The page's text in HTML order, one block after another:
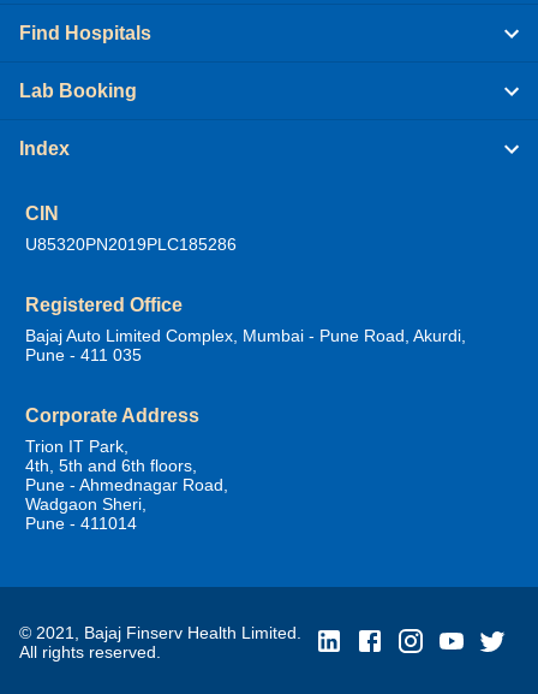
Find Hospitals
Lab Booking
Index
CIN
U85320PN2019PLC185286
Registered Office
Bajaj Auto Limited Complex, Mumbai - Pune Road, Akurdi,
Pune - 411 035
Corporate Address
Trion IT Park,
4th, 5th and 6th floors,
Pune - Ahmednagar Road,
Wadgaon Sheri,
Pune - 411014
© 2021, Bajaj Finserv Health Limited.
All rights reserved.